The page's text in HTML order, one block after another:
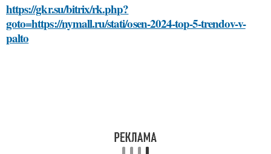
https://gkr.su/bitrix/rk.php?
goto=https://nymall.ru/stati/osen-2024-top-5-trendov-v-
palto